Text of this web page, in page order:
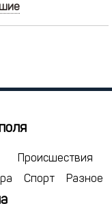
13 14
4 5
11 12
Происшествия
Спорт Разное